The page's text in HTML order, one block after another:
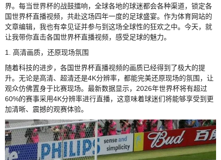
界。每当世界杯的战鼓擂响，全球各地的球迷都会各种渠道，锁定各
国世界杯直播视频，共赴这场四年一度的足球盛宴。作为体育网站的
文章编辑，我也有幸见证并参与到这场全球性的狂欢之中。今天，就
让我带你直击各国世界杯直播视频，感受足球的魅力。
1. 高清画质，还原现场氛围
随着科技的进步，各国世界杯直播视频的画质已经得到了极大的提
升。无论是高清、超清还是4K分辨率，都能完美还原现场的氛围，让
观众仿佛置身于比赛现场。最新数据显示，2026年世界杯将有超过
60%的赛事采用4K分辨率进行直播，这意味着球迷们将能够享受到更
加清晰、震撼的观赛体验。